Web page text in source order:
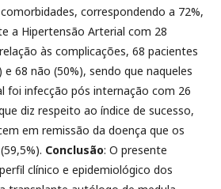
correspondendo a 72%,
a Hipertensão Arterial com 28
às complicações, 68 pacientes
68 não (50%), sendo que naqueles
foi infecção pós internação com 26
diz respeito ao índice de sucesso,
em remissão da doença que os
Conclusão: O presente
clínico e epidemiológico dos